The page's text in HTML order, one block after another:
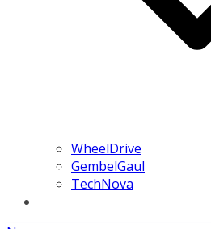
WheelDrive
GembelGaul
TechNova